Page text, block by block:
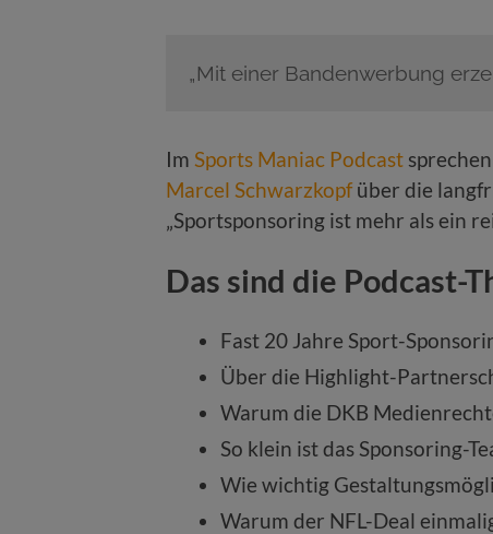
„Mit einer Bandenwerbung
Im Sports Maniac Podcast
Marcel Schwarzkopfüber die
„Sportsponsoring ist mehr als ein
Das sind die Podcast-
Fast 20 Jahre Sport-
Über die Highlight-
Warum die DKB
So klein ist das Sponsoring-
Wie wichtig
Warum der NFL-Deal